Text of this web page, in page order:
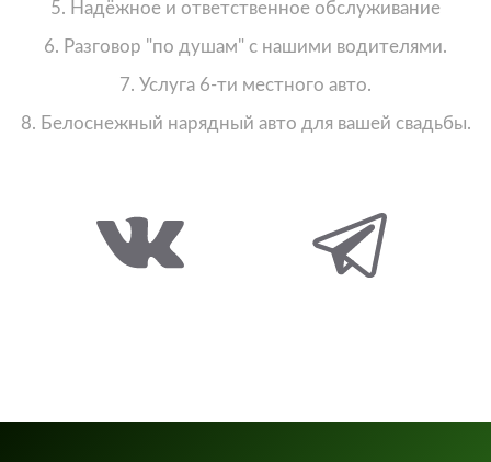
5. Надёжное и ответственное обслуживание
6. Разговор "по душам" с нашими водителями.
7. Услуга 6-ти местного авто.
8. Белоснежный нарядный авто для вашей свадьбы.